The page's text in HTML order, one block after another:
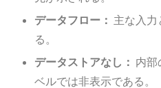
データフロー： 主な入
る。
データストアなし： 内部
ベルでは非表示である。